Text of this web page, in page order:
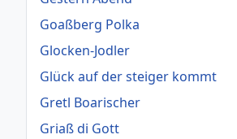
Goaßberg Polka
Glocken-Jodler
Glück auf der steiger kommt
Gretl Boarischer
Griaß di Gott